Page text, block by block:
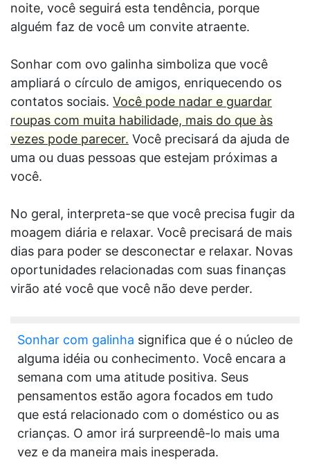
noite, você seguirá esta tendência, porque
alguém faz de você um convite atraente.
Sonhar com ovo galinha simboliza que você
ampliará o círculo de amigos, enriquecendo os
contatos sociais. Você pode nadar e guardar
roupas com muita habilidade, mais do que às
vezes pode parecer. Você precisará da ajuda de
uma ou duas pessoas que estejam próximas a
você.
No geral, interpreta-se que você precisa fugir da
moagem diária e relaxar. Você precisará de mais
dias para poder se desconectar e relaxar. Novas
oportunidades relacionadas com suas finanças
virão até você que você não deve perder.
Sonhar com galinha significa que é o núcleo de
alguma idéia ou conhecimento. Você encara a
semana com uma atitude positiva. Seus
pensamentos estão agora focados em tudo
que está relacionado com o doméstico ou as
crianças. O amor irá surpreendê-lo mais uma
vez e da maneira mais inesperada.